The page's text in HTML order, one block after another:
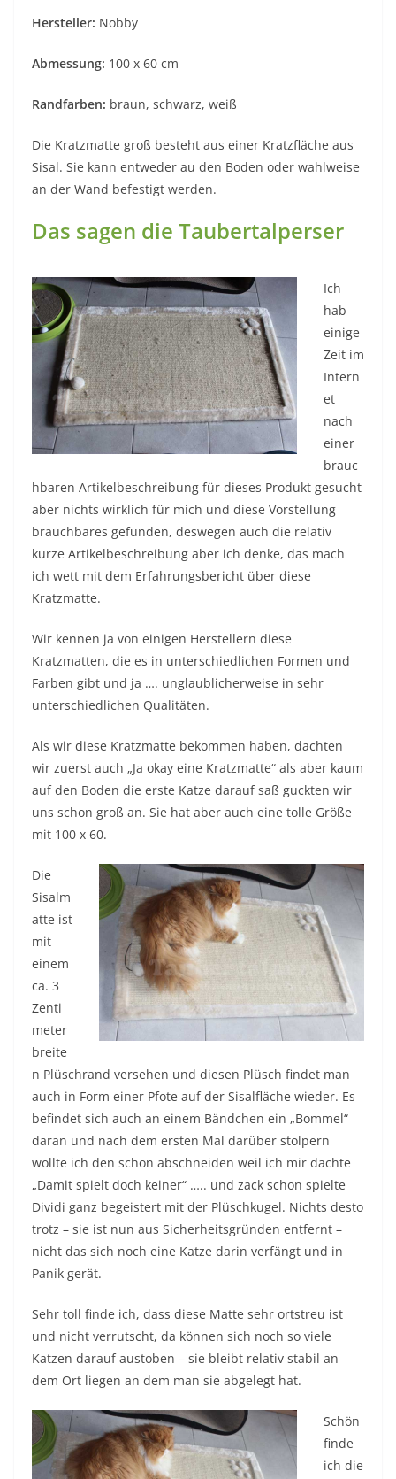
Hersteller: Nobby
Abmessung: 100 x 60 cm
Randfarben: braun, schwarz, weiß
Die Kratzmatte groß besteht aus einer Kratzfläche aus
Sisal. Sie kann entweder au den Boden oder wahlweise
an der Wand befestigt werden.
Das sagen die Taubertalperser
Ich
hab
einige
Zeit im
Intern
et
nach
einer
brauc
hbaren Artikelbeschreibung für dieses Produkt gesucht
aber nichts wirklich für mich und diese Vorstellung
brauchbares gefunden, deswegen auch die relativ
kurze Artikelbeschreibung aber ich denke, das mach
ich wett mit dem Erfahrungsbericht über diese
Kratzmatte.
Wir kennen ja von einigen Herstellern diese
Kratzmatten, die es in unterschiedlichen Formen und
Farben gibt und ja …. unglaublicherweise in sehr
unterschiedlichen Qualitäten.
Als wir diese Kratzmatte bekommen haben, dachten
wir zuerst auch „Ja okay eine Kratzmatte“ als aber kaum
auf den Boden die erste Katze darauf saß guckten wir
uns schon groß an. Sie hat aber auch eine tolle Größe
mit 100 x 60.
Die
Sisalm
atte ist
mit
einem
ca. 3
Zenti
meter
breite
n Plüschrand versehen und diesen Plüsch findet man
auch in Form einer Pfote auf der Sisalfläche wieder. Es
befindet sich auch an einem Bändchen ein „Bommel“
daran und nach dem ersten Mal darüber stolpern
wollte ich den schon abschneiden weil ich mir dachte
„Damit spielt doch keiner“ ….. und zack schon spielte
Dividi ganz begeistert mit der Plüschkugel. Nichts desto
trotz – sie ist nun aus Sicherheitsgründen entfernt –
nicht das sich noch eine Katze darin verfängt und in
Panik gerät.
Sehr toll finde ich, dass diese Matte sehr ortstreu ist
und nicht verrutscht, da können sich noch so viele
Katzen darauf austoben – sie bleibt relativ stabil an
dem Ort liegen an dem man sie abgelegt hat.
Schön
finde
ich die